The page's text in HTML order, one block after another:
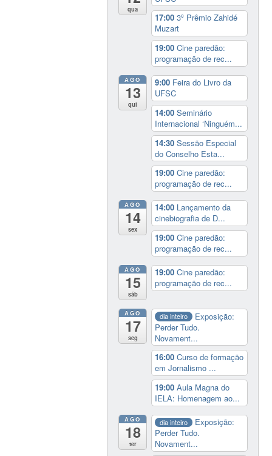
qua
17:003º Prêmio Zahidé
Muzart
19:00Cine paredão:
programação de rec...
AGO
13
qui
9:00 Feira do Livro da
UFSC
14:00Seminário
Internacional ‘Ninguém...
14:30Sessão Especial
do Conselho Esta...
19:00Cine paredão:
programação de rec...
AGO
14
sex
14:00 Lançamento da
cinebiografia de D...
19:00Cine paredão:
programação de rec...
AGO
15
sáb
19:00Cine paredão:
programação de rec...
AGO
17
seg
dia inteiro
Exposição:
Perder Tudo.
Novament...
16:00Curso de formação
em Jornalismo ...
19:00Aula Magna do
IELA: Homenagem ao...
AGO
18
ter
dia inteiro
Exposição:
Perder Tudo.
Novament...